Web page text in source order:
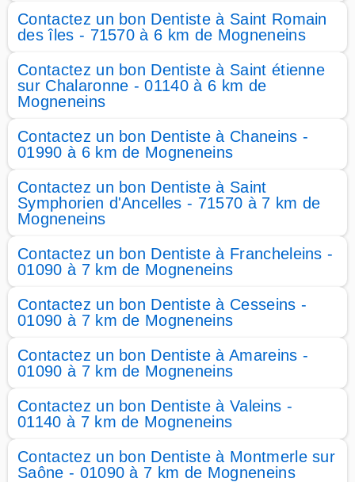
Contactez un bon Dentiste à Saint Romain
des îles - 71570 à 6 km de Mogneneins
Contactez un bon Dentiste à Saint étienne
sur Chalaronne - 01140 à 6 km de
Mogneneins
Contactez un bon Dentiste à Chaneins -
01990 à 6 km de Mogneneins
Contactez un bon Dentiste à Saint
Symphorien d'Ancelles - 71570 à 7 km de
Mogneneins
Contactez un bon Dentiste à Francheleins -
01090 à 7 km de Mogneneins
Contactez un bon Dentiste à Cesseins -
01090 à 7 km de Mogneneins
Contactez un bon Dentiste à Amareins -
01090 à 7 km de Mogneneins
Contactez un bon Dentiste à Valeins -
01140 à 7 km de Mogneneins
Contactez un bon Dentiste à Montmerle sur
Saône - 01090 à 7 km de Mogneneins